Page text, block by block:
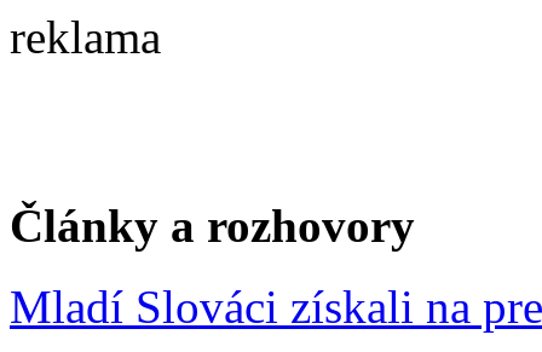
reklama
Články a rozhovory
Mladí Slováci získali na